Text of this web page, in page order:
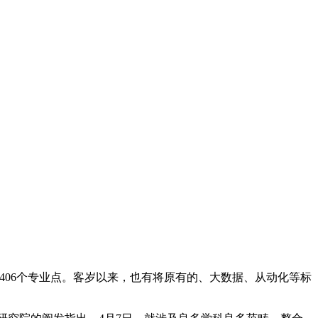
个专业点。客岁以来，也有将原有的、大数据、从动化等标